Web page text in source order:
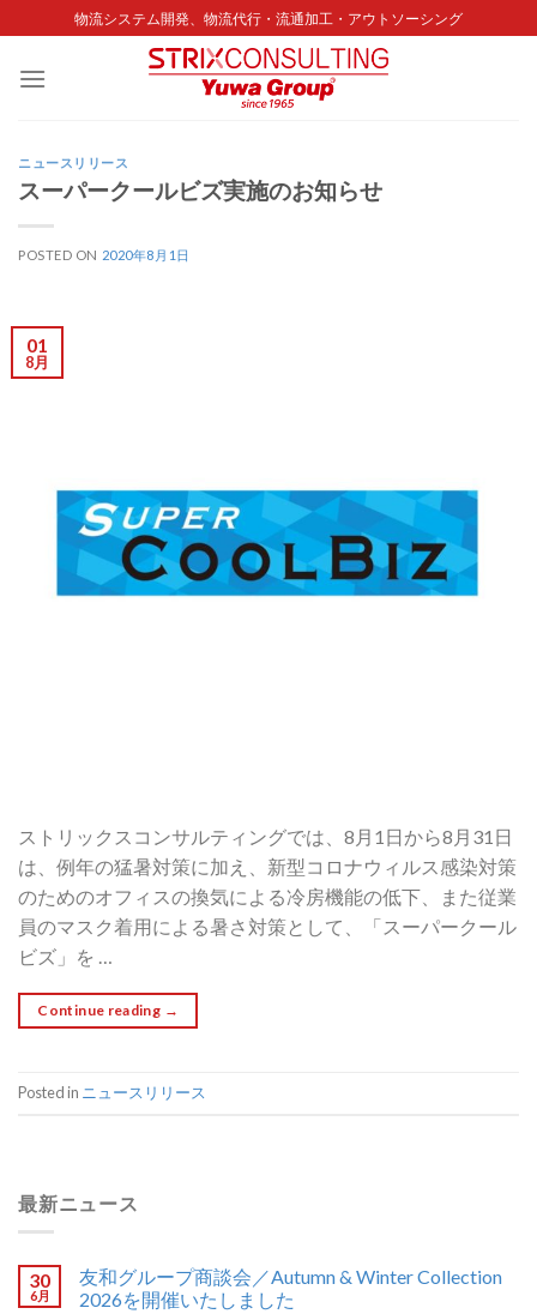
to
content
物流システム開発、物流代行・流通加工・アウトソーシング
ニュースリリース
スーパークールビズ実施のお知らせ
POSTED ON 2020年8月1日
01
8月
ストリックスコンサルティングでは、8月1日から8月31日
は、例年の猛暑対策に加え、新型コロナウィルス感染対策
のためのオフィスの換気による冷房機能の低下、また従業
員のマスク着用による暑さ対策として、「スーパークール
ビズ」を …
Continue reading →
Posted in ニュースリリース
最新ニュース
30
6月
友和グループ商談会／Autumn & Winter Collection
2026を開催いたしました